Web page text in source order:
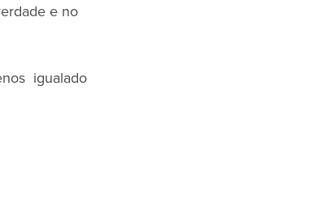
e no
igualado